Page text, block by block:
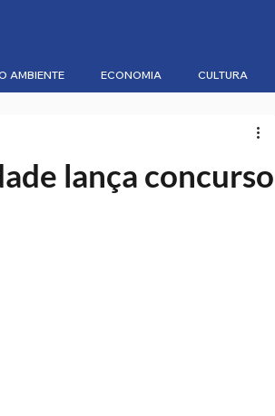
AMBIENTE ECONOMIA CULTURA
lança concurso